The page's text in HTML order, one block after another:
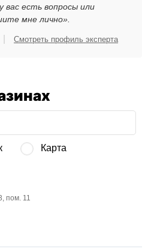
вас есть вопросы или
мне лично».
Смотреть профиль эксперта
Карта
пом. 11